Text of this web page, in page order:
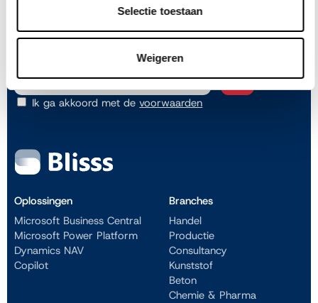
Selectie toestaan
Weigeren
Schrijf je in voor onze nieuwsbrief
Ik ga akkoord met devoorwaarden
Oplossingen
Microsoft Business Central
Microsoft Power Platform
Dynamics NAV
Copilot
Branches
Handel
Productie
Consultancy
Kunststof
Beton
Chemie & Pharma